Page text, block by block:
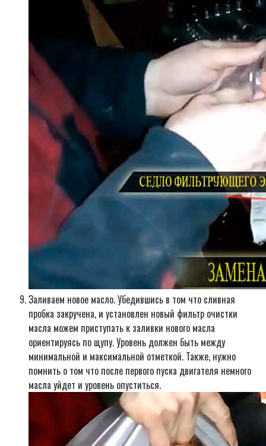
Заливаем новое масло. Убедившись в том что сливная
пробка закручена, и установлен новый фильтр очистки
масла можем приступать к заливки нового масла
ориентируясь по щупу. Уровень должен быть между
минимальной и максимальной отметкой. Также, нужно
помнить о том что после первого пуска двигателя немного
масла уйдет и уровень опуститься.